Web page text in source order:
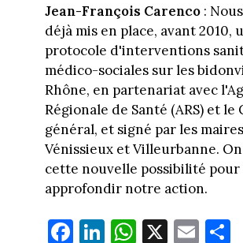
Jean-François Carenco:
déjà mis en place, avant 2010,
protocole d'interventions
médico-sociales sur les
Rhône, en partenariat avec
Régionale de Santé (ARS) et le
général, et signé par les
Vénissieux et Villeurbanne.
cette nouvelle possibilité pour
approfondir notre action.
Fa Li W X E Pa